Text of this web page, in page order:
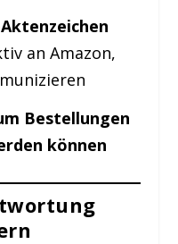
an Amazon,
Bestellungen
können